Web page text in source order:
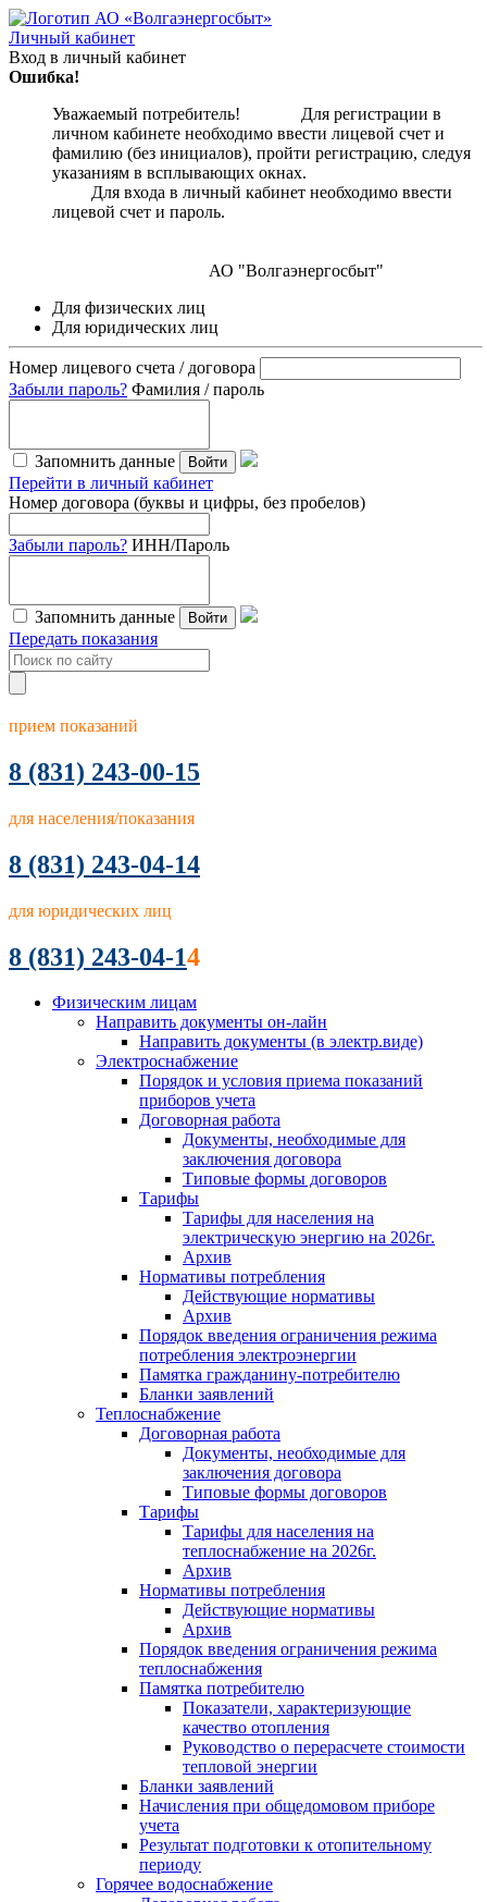
Личный кабинет
Вход в личный кабинет
Ошибка!
Уважаемый потребитель! Для регистрации в
личном кабинете необходимо ввести лицевой счет и
фамилию (без инициалов), пройти регистрацию, следуя
указаниям в всплывающих окнах.
Для входа в личный кабинет необходимо ввести
лицевой счет и пароль.
АО "Волгаэнергосбыт"
Для физических лиц
Для юридических лиц
Номер лицевого счета / договора
Забыли пароль? Фамилия / пароль
Запомнить данные Войти
Перейти в личный кабинет
Номер договора (буквы и цифры, без пробелов)
Забыли пароль? ИНН/Пароль
Запомнить данные Войти
Передать показания
прием показаний
8 (831) 243-00-15
для населения/показания
8 (831) 243-04-14
для юридических лиц
8 (831) 243-04-14
Физическим лицам
Направить документы он-лайн
Направить документы (в электр.виде)
Электроснабжение
Порядок и условия приема показаний
приборов учета
Договорная работа
Документы, необходимые для
заключения договора
Типовые формы договоров
Тарифы
Тарифы для населения на
электрическую энергию на 2026г.
Архив
Нормативы потребления
Действующие нормативы
Архив
Порядок введения ограничения режима
потребления электроэнергии
Памятка гражданину-потребителю
Бланки заявлений
Теплоснабжение
Договорная работа
Документы, необходимые для
заключения договора
Типовые формы договоров
Тарифы
Тарифы для населения на
теплоснабжение на 2026г.
Архив
Нормативы потребления
Действующие нормативы
Архив
Порядок введения ограничения режима
теплоснабжения
Памятка потребителю
Показатели, характеризующие
качество отопления
Руководство о перерасчете стоимости
тепловой энергии
Бланки заявлений
Начисления при общедомовом приборе
учета
Результат подготовки к отопительному
периоду
Горячее водоснабжение